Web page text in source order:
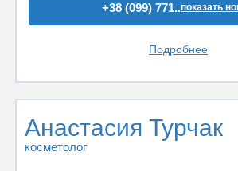
+38 (099) 771..показать
Подробнее
Анастасия Турчак
косметолог